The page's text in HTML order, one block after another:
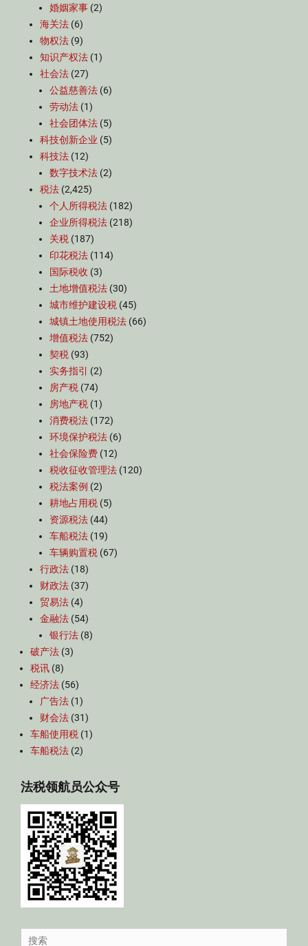
婚姻家事 (2)
海关法 (6)
物权法 (9)
知识产权法 (1)
社会法 (27)
公益慈善法 (6)
劳动法 (1)
社会团体法 (5)
科技创新企业 (5)
科技法 (12)
数字技术法 (2)
税法 (2,425)
个人所得税法 (182)
企业所得税法 (218)
关税 (187)
印花税法 (114)
国际税收 (3)
土地增值税法 (30)
城市维护建设税 (45)
城镇土地使用税法 (66)
增值税法 (752)
契税 (93)
实务指引
(2)
房产税 (74)
房地产税 (1)
消费税法 (172)
环境保护税法 (6)
社会保险费 (12)
税收征收管理法 (120)
税法案例 (2)
耕地占用税 (5)
资源税法 (44)
车船税法 (19)
车辆购置税 (67)
行政法 (18)
财政法 (37)
贸易法 (4)
金融法 (54)
银行法 (8)
破产法 (3)
税讯 (8)
经济法 (56)
广告法 (1)
财会法 (31)
车船使用税 (1)
车船税法 (2)
法税领航员公众号
Search